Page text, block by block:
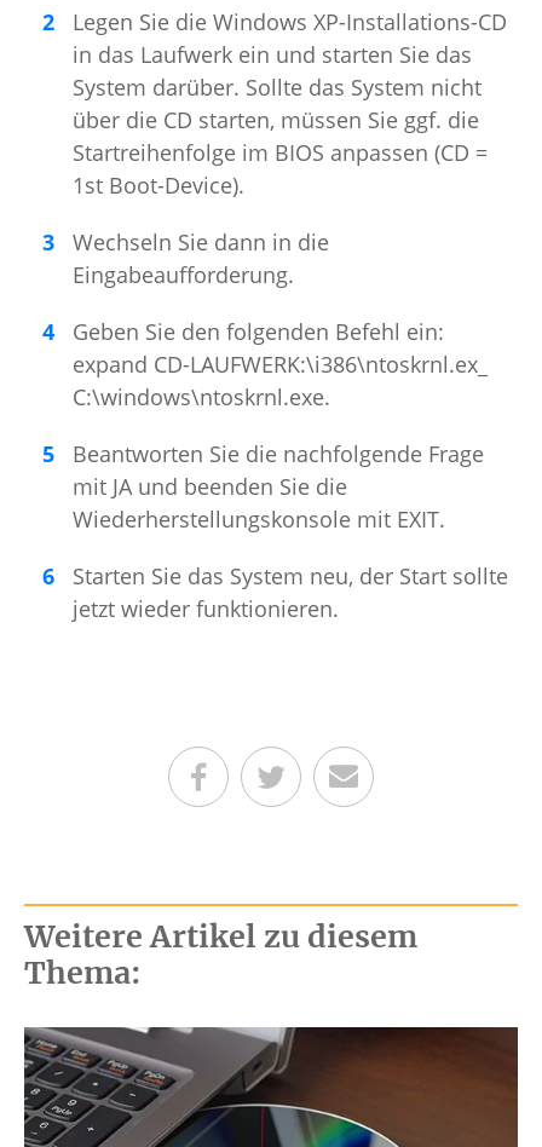
Legen Sie die Windows XP-Installations-CD
in das Laufwerk ein und starten Sie das
System darüber. Sollte das System nicht
über die CD starten, müssen Sie ggf. die
Startreihenfolge im BIOS anpassen (CD =
1st Boot-Device).
Wechseln Sie dann in die
Eingabeaufforderung.
Geben Sie den folgenden Befehl ein:
expand CD-LAUFWERK:\i386\ntoskrnl.ex_
C:\windows\ntoskrnl.exe.
Beantworten Sie die nachfolgende Frage
mit JA und beenden Sie die
Wiederherstellungskonsole mit EXIT.
Starten Sie das System neu, der Start sollte
jetzt wieder funktionieren.
Teilen auf Facebook
Teilen auf Twitter
Per E-Mail senden
Weitere Artikel zu diesem
Thema: